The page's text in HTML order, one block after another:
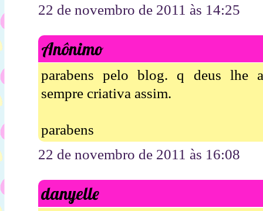
22 de novembro de 2011 às 14:25
Anônimo
parabens pelo blog. q deus lhe
sempre criativa assim.
parabens
22 de novembro de 2011 às 16:08
danyelle